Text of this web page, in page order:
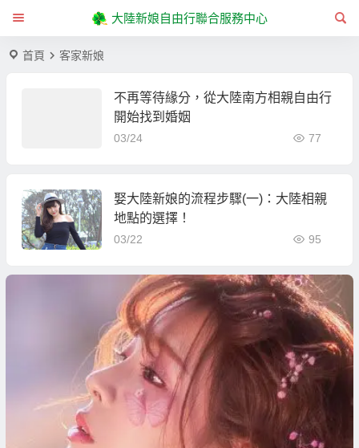
大陸新娘自由行聯合服務中心
首頁 客家新娘
不再等待緣分，從大陸南方相親自由行
開始找到婚姻
03/24 77
娶大陸新娘的流程步驟(一)：大陸相親
地點的選擇！
03/22 95